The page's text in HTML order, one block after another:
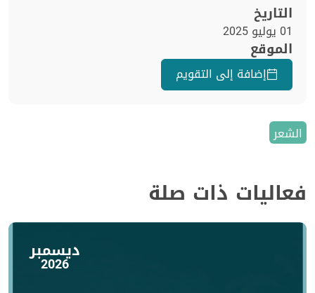
التاريخ
01 يوليو 2025
الموقع
إضافة إلى التقويم
الشعر
فعاليات ذات صلة
ديسمبر
2026